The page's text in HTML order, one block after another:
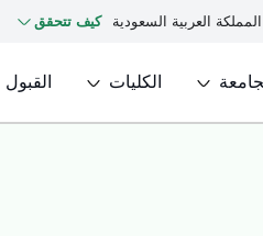
العربية السعودية كيف تتحقق
الكليات القبول